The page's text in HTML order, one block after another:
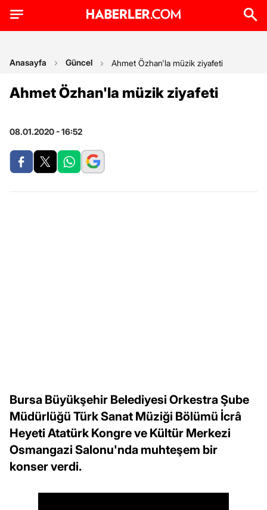
Anasayfa Güncel Ahmet Özhan'la müzik ziyafeti
Ahmet Özhan'la müzik ziyafeti
08.01.2020 - 16:52
Bursa Büyükşehir Belediyesi Orkestra Şube
Müdürlüğü Türk Sanat Müziği Bölümü İcrâ
Heyeti Atatürk Kongre ve Kültür Merkezi
Osmangazi Salonu'nda muhteşem bir
konser verdi.